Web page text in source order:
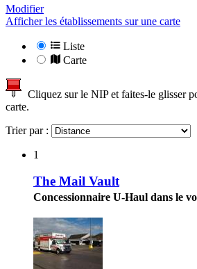
Modifier
Afficher les établissements sur une carte
Liste
Carte
Cliquez sur le NIP et faites-le glisser
carte.
Trier par :
1
The Mail Vault
Concessionnaire U-Haul dans le